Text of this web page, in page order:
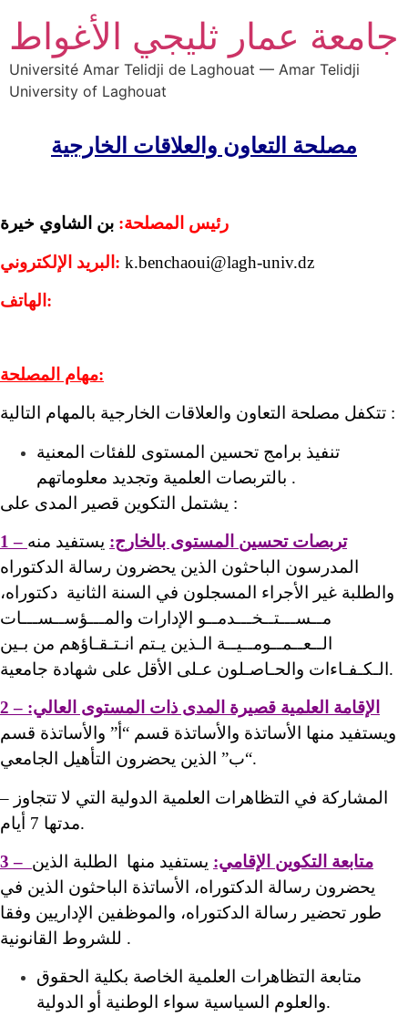
جامعة عمار ثليجي الأغواط
Université Amar Telidji de Laghouat — Amar Telidji
University of Laghouat
مصلحة التعاون والعلاقات الخارجية
رئيس المصلحة: بن الشاوي خيرة
البريد الإلكتروني: k.benchaoui@lagh-univ.dz
الهاتف:
مهام المصلحة:
تتكفل مصلحة التعاون والعلاقات الخارجية بالمهام التالية :
تنفيذ برامج تحسين المستوى للفئات المعنية
بالتربصات العلمية وتجديد معلوماتهم .
يشتمل التكوين قصير المدى على :
1 – تربصات تحسين المستوى بالخارج: يستفيد منه
المدرسون الباحثون الذين يحضرون رسالة الدكتوراه
والطلبة غير الأجراء المسجلون في السنة الثانية دكتوراه،
مــســـتــخـــدمــو الإدارات والمـــؤســســـات
الــعــمــومــيــة الـذين يـتم انـتـقـاؤهم من بـين
الـكـفـاءات والحـاصـلون عـلى الأقل على شهادة جامعية.
2 – الإقامة العلمية قصيرة المدى ذات المستوى العالي:
ويستفيد منها الأساتذة والأساتذة قسم “أ” والأساتذة قسم
“ب” الذين يحضرون التأهيل الجامعي.
– المشاركة في التظاهرات العلمية الدولية التي لا تتجاوز
مدتها 7 أيام.
3 – متابعة التكوين الإقامي: يستفيد منها الطلبة الذين
يحضرون رسالة الدكتوراه، الأساتذة الباحثون الذين في
طور تحضير رسالة الدكتوراه، والموظفين الإداريين وفقا
للشروط القانونية .
متابعة التظاهرات العلمية الخاصة بكلية الحقوق
والعلوم السياسية سواء الوطنية أو الدولية.